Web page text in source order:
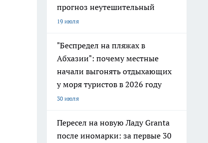
прогноз неутешительный
19 июля
"Беспредел на пляжах в
Абхазии": почему местные
начали выгонять отдыхающих
у моря туристов в 2026 году
30 июля
Пересел на новую Ладу Granta
после иномарки: за первые 30